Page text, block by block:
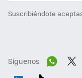
Suscribiéndote
Síguenos